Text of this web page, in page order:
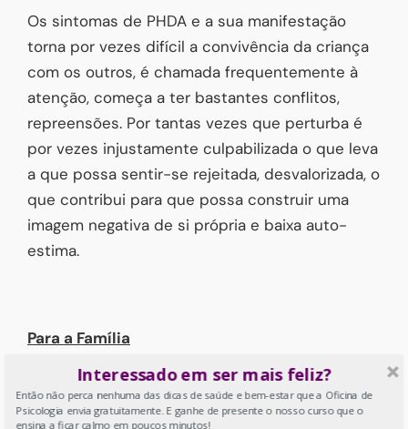
Os sintomas de PHDA e a sua manifestação
torna por vezes difícil a convivência da criança
com os outros, é chamada frequentemente à
atenção, começa a ter bastantes conflitos,
repreensões. Por tantas vezes que perturba é
por vezes injustamente culpabilizada o que leva
a que possa sentir-se rejeitada, desvalorizada, o
que contribui para que possa construir uma
imagem negativa de si própria e baixa auto-
estima.
Para a Família
Os pais sentem-se frequentemente cansados,
impacientes, com dificuldade em lidar com os
Interessado em ser mais feliz?
Então não perca nenhuma das dicas de saúde e bem-estar que a Oficina de
Psicologia envia gratuitamente. E ganhe de presente o nosso curso que o
ensina a ficar calmo em poucos minutos!